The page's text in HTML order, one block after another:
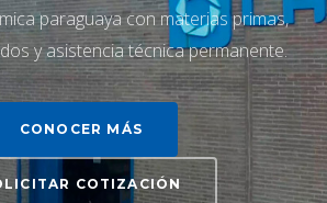
paraguaya con materias primas,
y asistencia técnica permanente.
CONOCER MÁS
COTIZACIÓN